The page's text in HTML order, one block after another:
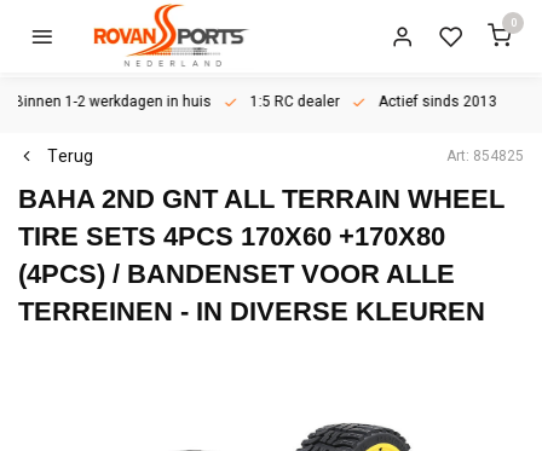
0
Binnen 1-2 werkdagen in huis 1:5 RC dealer Actief sinds 2013
Terug Art: 854825
BAHA 2ND GNT ALL TERRAIN WHEEL
TIRE SETS 4PCS 170X60 +170X80
(4PCS) / BANDENSET VOOR ALLE
TERREINEN - IN DIVERSE KLEUREN